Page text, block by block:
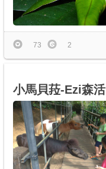
商家合作
推薦景點
討論區
聯絡我們
73 2
小馬貝菈-Ezi森活